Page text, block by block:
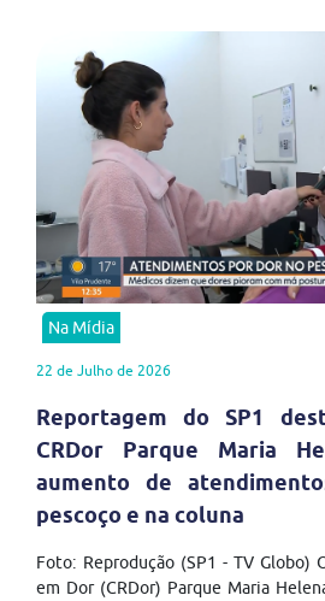
Na Mídia
22 de Julho de 2026
Reportagem do SP1
CRDor Parque Maria
aumento de
pescoço e na coluna
Foto: Reprodução (SP1 - TV Globo)
em Dor (CRDor) Parque Maria